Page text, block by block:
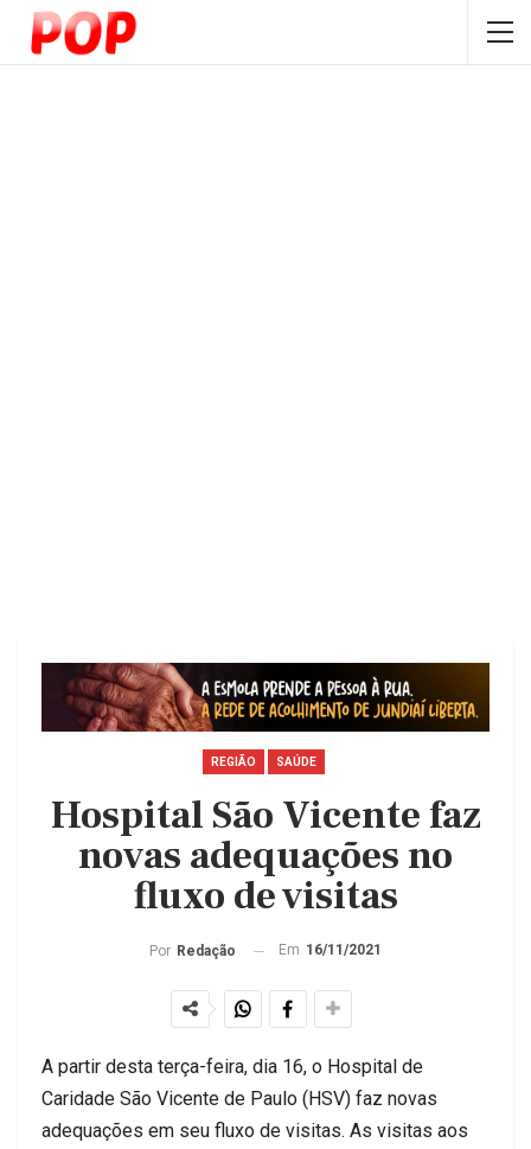
REGIÃO SAÚDE
Hospital São Vicente faz
novas adequações no
fluxo de visitas
Por Redação Em 16/11/2021
A partir desta terça-feira, dia 16, o Hospital de
Caridade São Vicente de Paulo (HSV) faz novas
adequações em seu fluxo de visitas. As visitas aos